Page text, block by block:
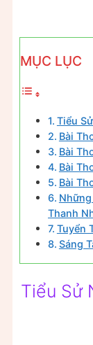
MỤC LỤC
Tiểu
Bài
Bài
Bài
Bài
Thanh
Tuyển
Sáng
Tiểu Sử